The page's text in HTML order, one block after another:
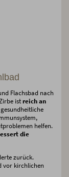
Flachsbad nach
istreich an
helfen.
die
zurück.
vor kirchlichen